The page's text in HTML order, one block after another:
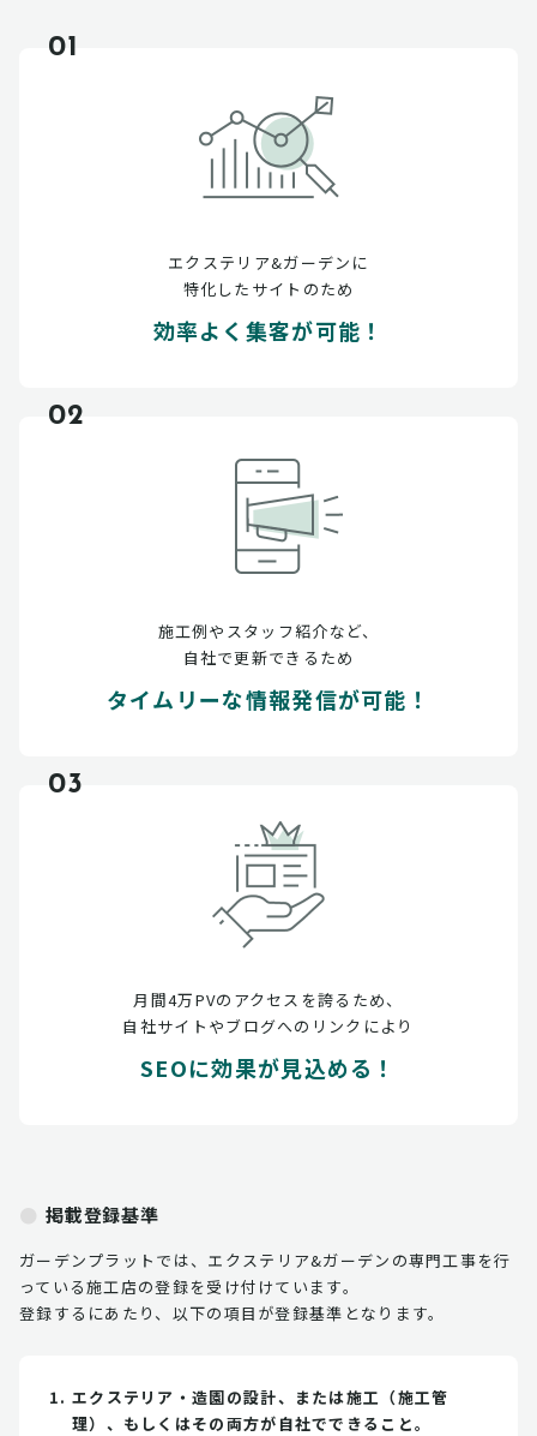
01
エクステリア&ガーデンに
特化したサイトのため
効率よく集客が可能！
02
施工例やスタッフ紹介など、
自社で更新できるため
タイムリーな情報発信が可能！
03
月間4万PVのアクセスを誇るため、
自社サイトやブログへのリンクにより
SEOに効果が見込める！
掲載登録基準
ガーデンプラットでは、エクステリア&ガーデンの専門工事を行
っている施工店の登録を受け付けています。
登録するにあたり、以下の項目が登録基準となります。
エクステリア・造園の設計、または施工（施工管
理）、もしくはその両方が自社でできること。